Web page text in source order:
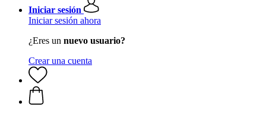
Iniciar sesión
Iniciar sesión ahora
¿Eres un nuevo usuario?
Crear una cuenta